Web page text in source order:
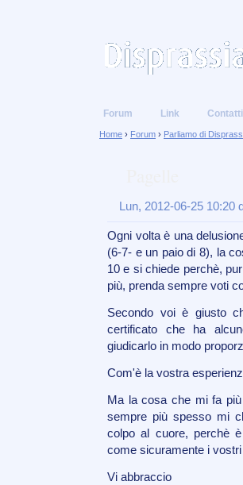
Forum Link Contatti
Home › Forum › Parliamo di
Lun, 2012-06-25 10:20
Ogni volta è una
(6-7- e un paio di 8), la
10 e si chiede perchè,
più, prenda sempre voti
Secondo voi è giusto
certificato che ha
giudicarlo in modo
Com'è la vostra
Ma la cosa che mi fa
sempre più spesso mi
colpo al cuore, perchè
come sicuramente i
Vi abbraccio